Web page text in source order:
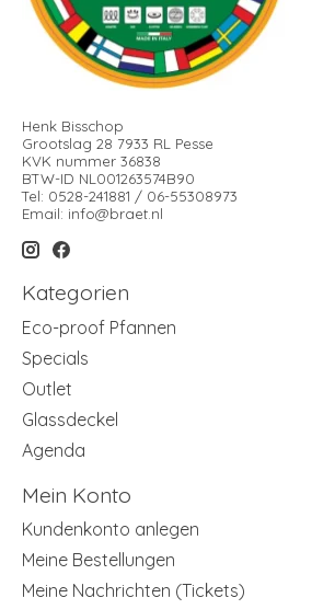
Henk Bisschop
Grootslag 28 7933 RL Pesse
KVK nummer 36838
BTW-ID NL001263574B90
Tel: 0528-241881 / 06-55308973
Email: info@braet.nl
Kategorien
Eco-proof Pfannen
Specials
Outlet
Glassdeckel
Agenda
Mein Konto
Kundenkonto anlegen
Meine Bestellungen
Meine Nachrichten (Tickets)